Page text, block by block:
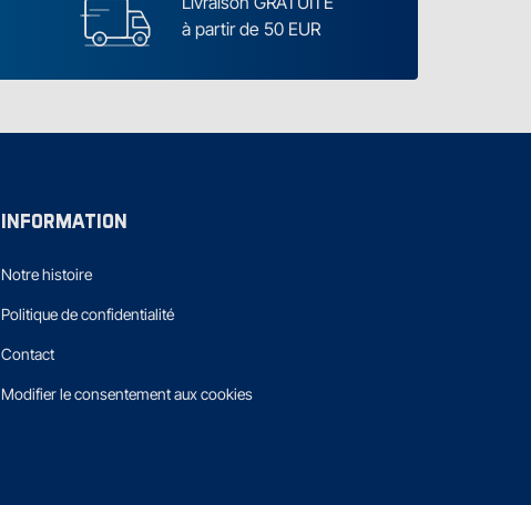
à partir de 50 EUR
INFORMATION
Notre histoire
Politique de confidentialité
Contact
Modifier le consentement aux cookies